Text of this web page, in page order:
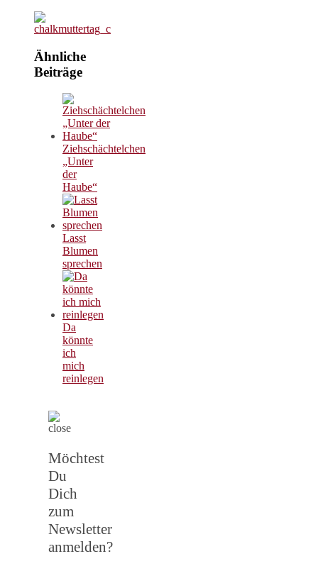
Ähnliche
Beiträge
Ziehschächtelchen
„Unter
der
Haube“
Lasst
Blumen
sprechen
Da
könnte
ich
mich
reinlegen
Möchtest
Du
Dich
zum
Newsletter
anmelden?